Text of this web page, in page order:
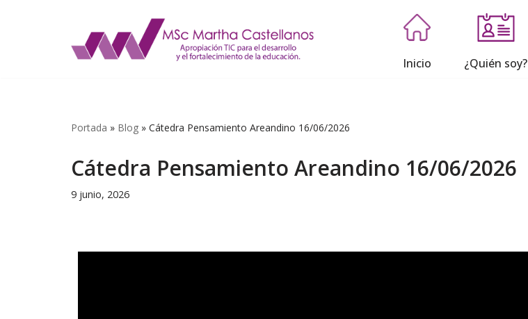
Inicio ¿Quién soy?
Portada » Blog » Cátedra Pensamiento Areandino 16/06/2026
Cátedra Pensamiento Areandino 16/06/2026
9 junio, 2026